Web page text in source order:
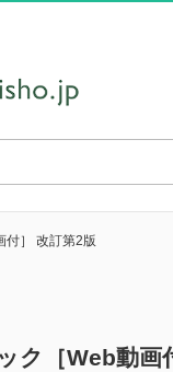
付］ 改訂第2版
ク［Web動画